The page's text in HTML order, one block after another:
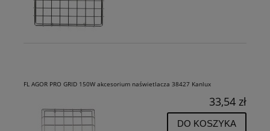
FL AGOR PRO GRID 150W akcesorium naświetlacza 38427 Kanlux
33,54 zł
DO KOSZYKA